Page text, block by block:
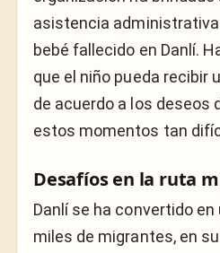
asistencia
bebé fallecido en Danlí.
que el niño pueda recibir
de acuerdo a los deseos
estos momentos tan
Desafíos en la ruta
Danlí se ha convertido
miles de migrantes, en